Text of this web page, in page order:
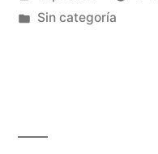
Sin categoría